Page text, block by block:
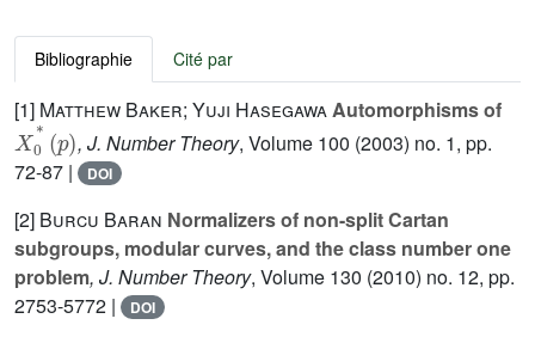
Bibliographie Cité par
[1] Matthew Baker; Yuji Hasegawa Automorphisms of
X0*
(p)
, J. Number Theory, Volume 100 (2003) no. 1, pp.
72-87 |
DOI
[2] Burcu Baran Normalizers of non-split Cartan
subgroups, modular curves, and the class number one
problem, J. Number Theory, Volume 130 (2010) no. 12, pp.
2753-5772 |
DOI